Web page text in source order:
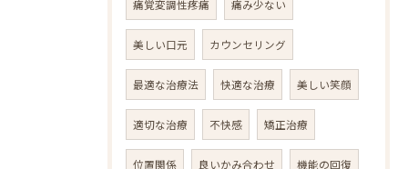
痛覚変調性疼痛 痛み少ない
美しい口元 カウンセリング
最適な治療法 快適な治療 美しい笑顔
適切な治療 不快感 矯正治療
位置関係 良いかみ合わせ 機能の回復